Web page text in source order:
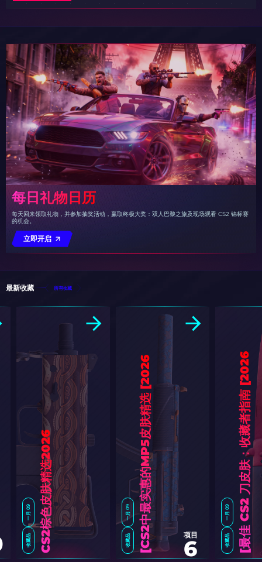
每日礼物日历
每天回来领取礼物，并参加抽奖活动，赢取终极大奖：双人巴黎之旅及现场观看 CS2 锦标赛
的机会。
立即开启
最新收藏 所有收藏
一月 09
收藏品
最
佳
C
S
2
刀
皮
肤
：
收
藏
者
指
南
[
2
0
2
6
]
一月 09
收藏品
C
S
2
中
最
实
惠
的
M
P
5
皮
肤
精
选
[
2
0
2
6
] 项目
6
一月 09
收藏品 CS2棕色皮肤精选2026